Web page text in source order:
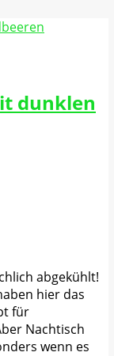
dunklen
abgekühlt!
hier das
für
Nachtisch
wenn es